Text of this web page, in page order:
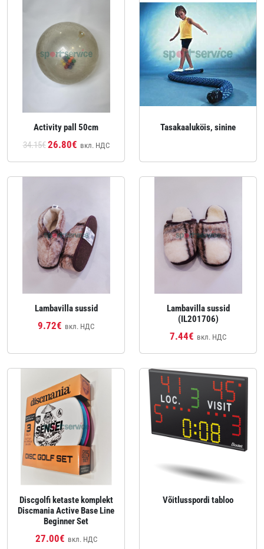
Activity pall 50cm
34.15€26.80€ вкл. НДС
Tasakaaluköis, sinine
Lambavilla sussid
9.72€ вкл. НДС
Lambavilla sussid
(IL201706)
7.44€ вкл. НДС
Discgolfi ketaste komplekt
Discmania Active Base Line
Beginner Set
27.00€ вкл. НДС
Võitlusspordi tabloo